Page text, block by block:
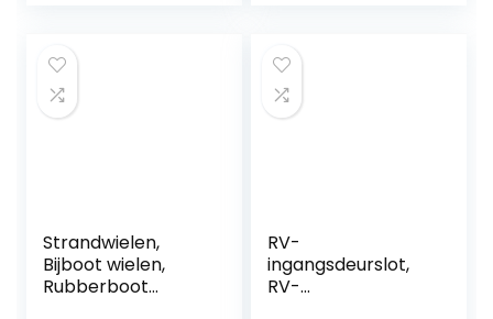
slepen of laden
van boten
Strandwielen,
Bijboot wielen,
Rubberboot
RV-
ingangsdeurslot,
RV-